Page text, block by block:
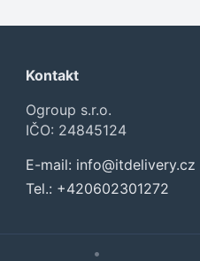
Kontakt
Ogroup s.r.o.
IČO: 24845124
E-mail: info@itdelivery.cz
Tel.: +420602301272
•